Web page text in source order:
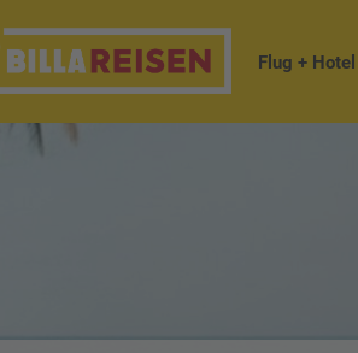
Flug + Hotel